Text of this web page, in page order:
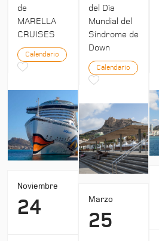
de
MARELLA
CRUISES
Calendario
Noviembre
24
del Día
Mundial del
Síndrome de
Down
Calendario
Marzo
25